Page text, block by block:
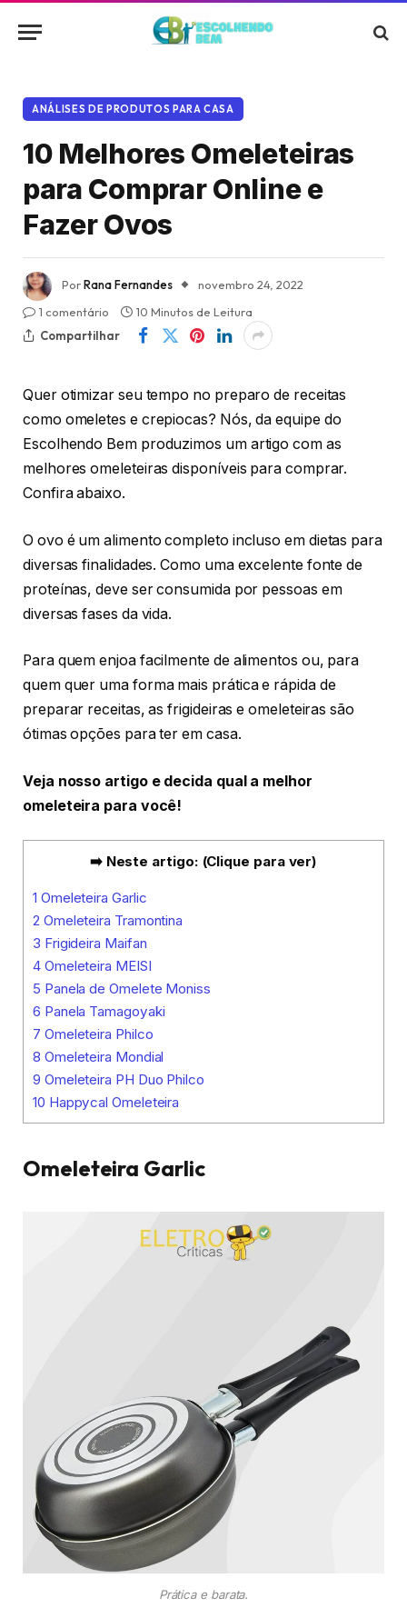
ANÁLISES DE PRODUTOS PARA CASA
10 Melhores Omeleteiras
para Comprar Online e
Fazer Ovos
PorRana Fernandes
novembro 24, 2022
1 comentário
10 Minutos de Leitura
Compartilhar
Quer otimizar seu tempo no preparo de receitas
como omeletes e crepiocas? Nós, da equipe do
Escolhendo Bem produzimos um artigo com as
melhores omeleteiras disponíveis para comprar.
Confira abaixo.
O ovo é um alimento completo incluso em dietas para
diversas finalidades. Como uma excelente fonte de
proteínas, deve ser consumida por pessoas em
diversas fases da vida.
Para quem enjoa facilmente de alimentos ou, para
quem quer uma forma mais prática e rápida de
preparar receitas, as frigideiras e omeleteiras são
ótimas opções para ter em casa.
Veja nosso artigo e decida qual a melhor
omeleteira para você!
➡️ Neste artigo: (Clique para ver)
1 Omeleteira Garlic
2 Omeleteira Tramontina
3 Frigideira Maifan
4Omeleteira MEISI
5 Panela de Omelete Moniss
6 Panela Tamagoyaki
7 Omeleteira Philco
8 Omeleteira Mondial
9 Omeleteira PH Duo Philco
10 Happycal Omeleteira
Omeleteira Garlic
Prática e barata.